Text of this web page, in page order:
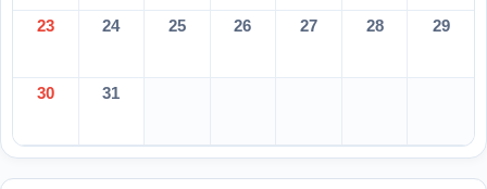
23 24 25 26 27 28 29
30 31